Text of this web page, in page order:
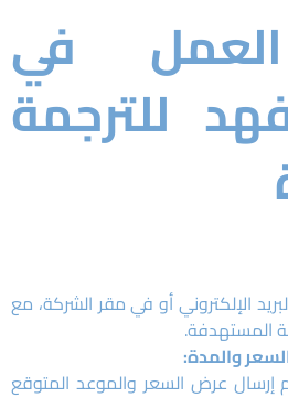
في
للترجمة
الإلكتروني أو في مقر الشركة، مع
المستهدفة.
والمدة:
إرسال عرض السعر والموعد المتوقع